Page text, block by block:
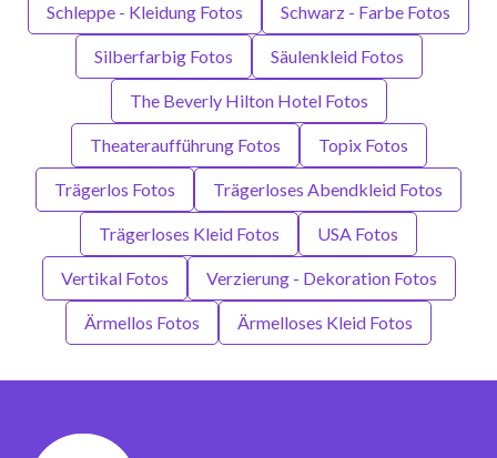
Schleppe - Kleidung Fotos Schwarz - Farbe Fotos
Silberfarbig Fotos Säulenkleid Fotos
The Beverly Hilton Hotel Fotos
Theateraufführung Fotos Topix Fotos
Trägerlos Fotos Trägerloses Abendkleid Fotos
Trägerloses Kleid Fotos USA Fotos
Vertikal Fotos Verzierung - Dekoration Fotos
Ärmellos Fotos Ärmelloses Kleid Fotos